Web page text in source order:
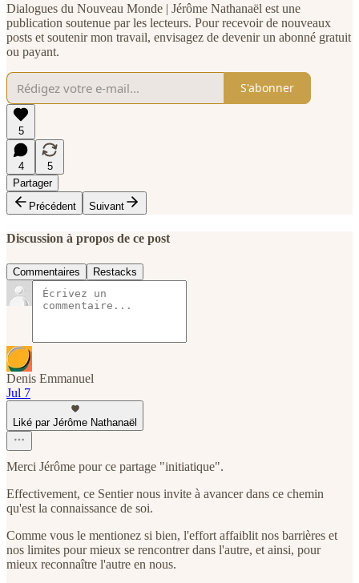
Dialogues du Nouveau Monde | Jérôme Nathanaël est une
publication soutenue par les lecteurs. Pour recevoir de nouveaux
posts et soutenir mon travail, envisagez de devenir un abonné gratuit
ou payant.
S'abonner
5
4
5
Partager
Précédent
Suivant
Discussion à propos de ce post
Commentaires Restacks
Denis Emmanuel
Jul 7
Liké par Jérôme Nathanaël
Merci Jérôme pour ce partage "initiatique".
Effectivement, ce Sentier nous invite à avancer dans ce chemin
qu'est la connaissance de soi.
Comme vous le mentionez si bien, l'effort affaiblit nos barrières et
nos limites pour mieux se rencontrer dans l'autre, et ainsi, pour
mieux reconnaître l'autre en nous.